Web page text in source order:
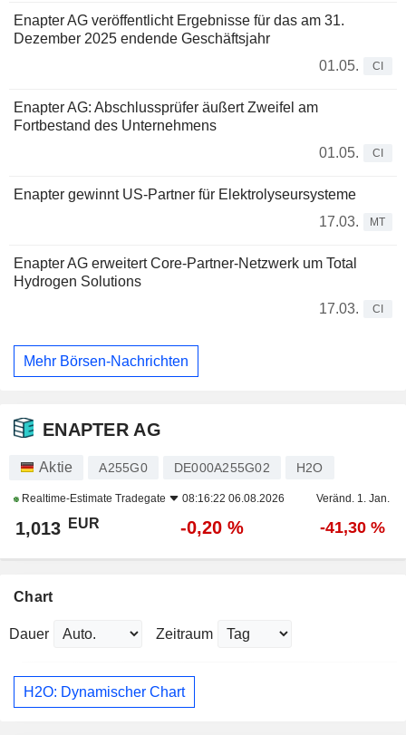
Enapter AG veröffentlicht Ergebnisse für das am 31.
Dezember 2025 endende Geschäftsjahr
01.05.
CI
Enapter AG: Abschlussprüfer äußert Zweifel am
Fortbestand des Unternehmens
01.05.
CI
Enapter gewinnt US-Partner für Elektrolyseursysteme
17.03.
MT
Enapter AG erweitert Core-Partner-Netzwerk um Total
Hydrogen Solutions
17.03.
CI
Mehr Börsen-Nachrichten
ENAPTER AG
Aktie A255G0 DE000A255G02 H2O
Realtime-Estimate Tradegate 08:16:22 06.08.2026 Veränd. 1. Jan.
1,013 EUR -0,20 % -41,30 %
Chart
Dauer Zeitraum
H2O: Dynamischer Chart